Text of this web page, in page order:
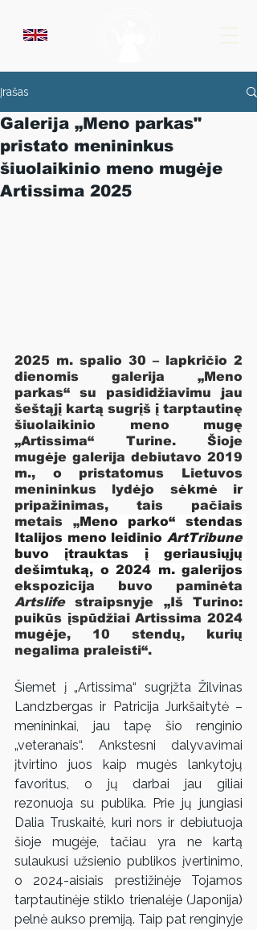
Įrašas
Galerija „Meno parkas"
pristato menininkus
šiuolaikinio meno mugėje
Artissima 2025
2025 m. spalio 30 – lapkričio 2
dienomis galerija „Meno
parkas“ su pasididžiavimu jau
šeštąjį kartą sugrįš į tarptautinę
šiuolaikinio meno mugę
„Artissima“ Turine. Šioje
mugėje galerija debiutavo 2019
m., o pristatomus Lietuvos
menininkus lydėjo sėkmė ir
pripažinimas, tais pačiais
metais „Meno parko“ stendas
Italijos meno leidinio ArtTribune
buvo įtrauktas į geriausiųjų
Artslife straipsnyje „Iš Turino:
puikūs įspūdžiai Artissima 2024
mugėje, 10 stendų, kurių
negalima praleisti“.
Šiemet į „Artissima“ sugrįžta Žilvinas
Landzbergas ir Patricija Jurkšaitytė –
menininkai, jau tapę šio renginio
„veteranais“. Ankstesni dalyvavimai
įtvirtino juos kaip mugės lankytojų
favoritus, o jų darbai jau giliai
rezonuoja su publika. Prie jų jungiasi
Dalia Truskaitė, kuri nors ir debiutuoja
šioje mugėje, tačiau yra ne kartą
sulaukusi užsienio publikos įvertinimo,
o 2024-aisiais prestižinėje Tojamos
tarptautinėje stiklo trienalėje (Japonija)
pelnė aukso premiją. Taip pat renginyje